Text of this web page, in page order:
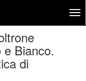
e Bianco.
di